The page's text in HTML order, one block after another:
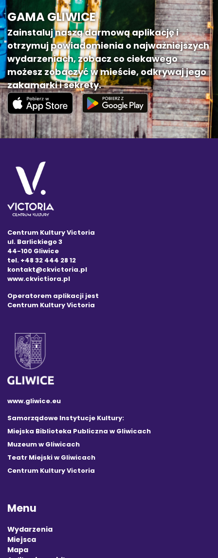
GAMA GLIWICE
Zainstaluj naszą darmową aplikację i
otrzymuj powiadomienia o najważniejszych
wydarzeniach, zobacz co ciekawego
możesz zobaczyć w mieście, odkrywaj jego
zakamarki i sekrety.
Centrum Kultury Victoria
ul. Barlickiego 3
44-100 Gliwice
tel. +48 32 444 28 12
kontakt@ckvictoria.pl
www.ckvictiora.pl
Operatorem aplikacji jest
Centrum Kultury Victoria
www.gliwice.eu
Samorządowe Instytucje Kultury:
Miejska Biblioteka Publiczna w Gliwicach
Muzeum w Gliwicach
Teatr Miejski w Gliwicach
Centrum Kultury Victoria
Menu
Wydarzenia
Miejsca
Mapa